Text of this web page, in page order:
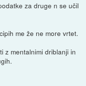
za druge n se učil
me že ne more vrtet.
z mentalnimi driblanji in